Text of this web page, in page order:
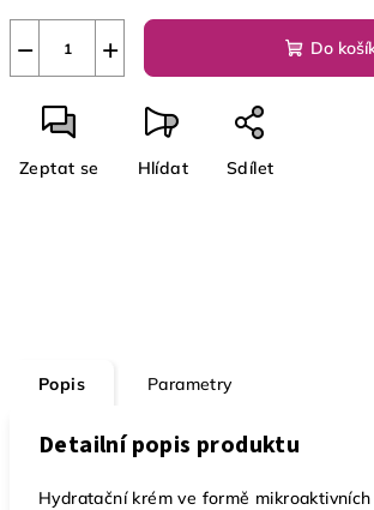
+
− Do
Zeptat se Hlídat Sdílet
Popis Parametry
Detailní popis produktu
Hydratační krém ve formě